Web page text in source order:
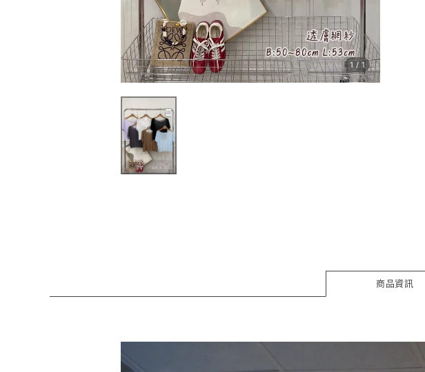
1 / 1
商品資訊